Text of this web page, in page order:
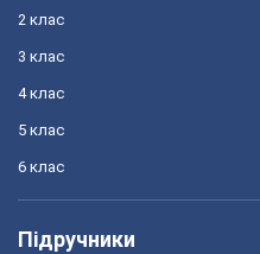
2 клас
3 клас
4 клас
5 клас
6 клас
Підручники